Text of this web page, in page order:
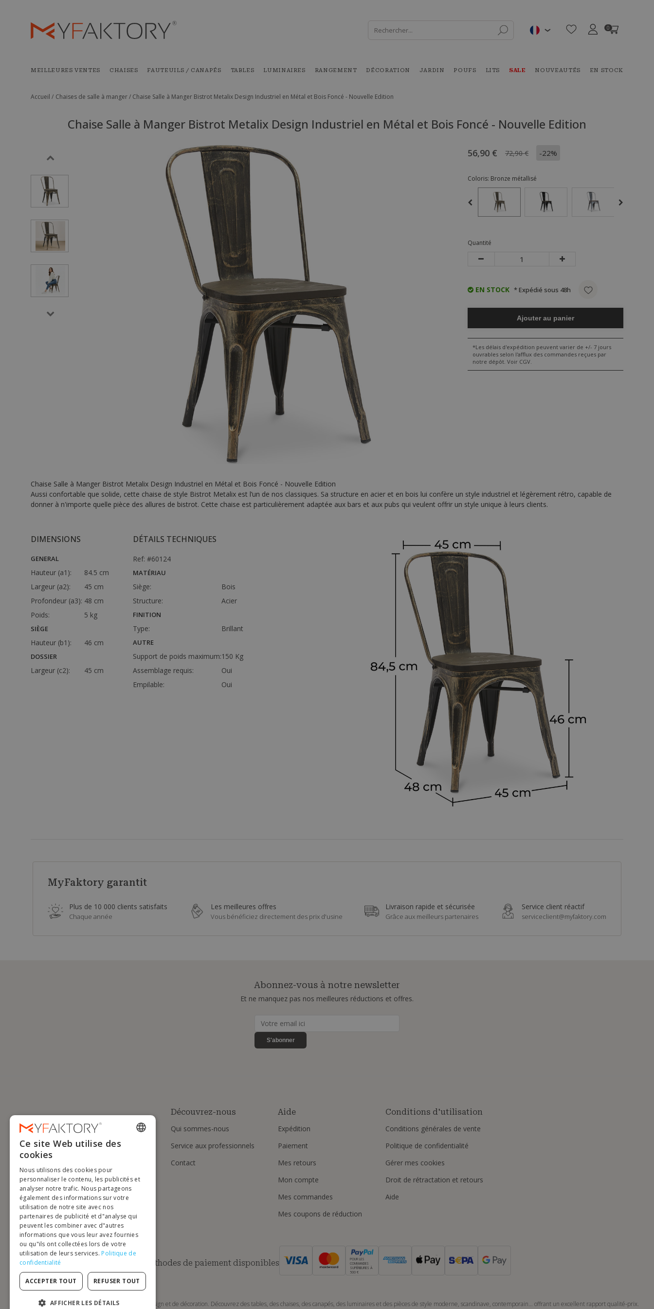
0
MEILLEURES VENTES CHAISES FAUTEUILS / CANAPÉS TABLES LUMINAIRES RANGEMENT DÉCORATION JARDIN POUFS LITS SALE NOUVEAUTÉS EN STOCK
Accueil / Chaises de salle à manger / Chaise Salle à Manger Bistrot Metalix Design Industriel en Métal et Bois Foncé - Nouvelle Edition
Chaise Salle à Manger Bistrot Metalix Design Industriel en Métal et Bois Foncé - Nouvelle Edition
56,90 € 72,90 € -22%
Coloris: Bronze métallisé
Quantité
EN STOCK * Expédié sous 48h
Ajouter au panier
*Les délais d'expédition peuvent varier de +/- 7 jours
ouvrables selon l'afflux des commandes reçues par
notre dépôt. Voir CGV.
Chaise Salle à Manger Bistrot Metalix Design Industriel en Métal et Bois Foncé - Nouvelle Edition
Aussi confortable que solide, cette chaise de style Bistrot Metalix est l’un de nos classiques. Sa structure en acier et en bois lui confère un style industriel et légèrement rétro, capable de
donner à n'importe quelle pièce des allures de bistrot. Cette chaise est particulièrement adaptée aux bars et aux pubs qui veulent offrir un style unique à leurs clients.
DIMENSIONS
GENERAL
Hauteur (a1):
84.5 cm
Largeur (a2):
45 cm
Profondeur (a3): 48 cm
Poids:
5 kg
SIÈGE
Hauteur (b1): 46 cm
DOSSIER
Largeur (c2): 45 cm
DÉTAILS TECHNIQUES
Ref: #60124
MATÉRIAU
Siège:
Bois
Structure:
Acier
FINITION
Type: Brillant
AUTRE
Support de poids maximum:150 Kg
Assemblage requis:
Oui
Empilable:
Oui
MyFaktory garantit
Plus de 10 000 clients satisfaits
Chaque année
Les meilleures offres
Vous bénéficiez directement des prix d'usine
Livraison rapide et sécurisée
Grâce aux meilleurs partenaires
Service client réactif
serviceclient@myfaktory.com
Abonnez-vous à notre newsletter
Et ne manquez pas nos meilleures réductions et offres.
S'abonner
Découvrez-nous
Qui sommes-nous
Service aux professionnels
Contact
Aide
Expédition
Paiement
Mes retours
Mon compte
Mes commandes
Mes coupons de réduction
Conditions d'utilisation
Conditions générales de vente
Politique de confidentialité
Gérer mes cookies
Droit de rétractation et retours
Aide
Méthodes de paiement disponibles
POUR LES
COMMANDES
SUPÉRIEURES À
500 €
MyFaktory est votre boutique en ligne de mobilier design et de décoration. Découvrez des tables, des chaises, des canapés, des luminaires et des pièces de style moderne, scandinave, contemporain… offrant un excellent rapport qualité-prix.
ENGLISH
DUTCH
GERMAN
PORTUGUESE
SPANISH
Ce site Web utilise des
cookies
Nous utilisons des cookies pour
personnaliser le contenu, les publicités et
analyser notre trafic. Nous partageons
également des informations sur votre
utilisation de notre site avec nos
partenaires de publicité et d"analyse qui
peuvent les combiner avec d"autres
informations que vous leur avez fournies
ou qu"ils ont collectées lors de votre
utilisation de leurs services. Politique de
confidentialité
ACCEPTER TOUT REFUSER TOUT
AFFICHER LES DÉTAILS